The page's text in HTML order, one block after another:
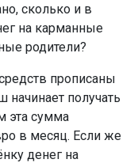
сколько и в
на карманные
родители?
прописаны
начинает получать
эта сумма
в месяц. Если же
денег на